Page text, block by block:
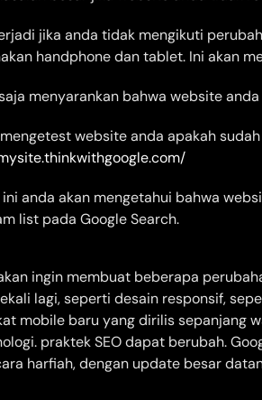
jika anda tidak mengikuti
handphone dan tablet. Ini akan
menyarankan bahwa website
website anda apakah
anda akan mengetahui bahwa
list pada Google Search.
ingin membuat beberapa
lagi, seperti desain responsif,
mobile baru yang dirilis sepanjang
praktek SEO dapat berubah.
harfiah, dengan update besar